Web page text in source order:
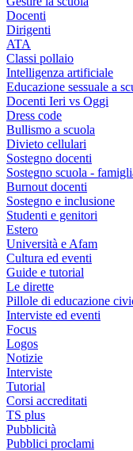
Docenti
Dirigenti
ATA
Classi pollaio
Intelligenza artificiale
Educazione sessuale a
Docenti Ieri vs Oggi
Dress code
Bullismo a scuola
Divieto cellulari
Sostegno docenti
Sostegno scuola -
Burnout docenti
Sostegno e inclusione
Studenti e genitori
Estero
Università e Afam
Cultura ed eventi
Guide e tutorial
Le dirette
Pillole di educazione
Interviste ed eventi
Focus
Logos
Notizie
Interviste
Tutorial
Corsi accreditati
TS plus
Pubblicità
Pubblici proclami